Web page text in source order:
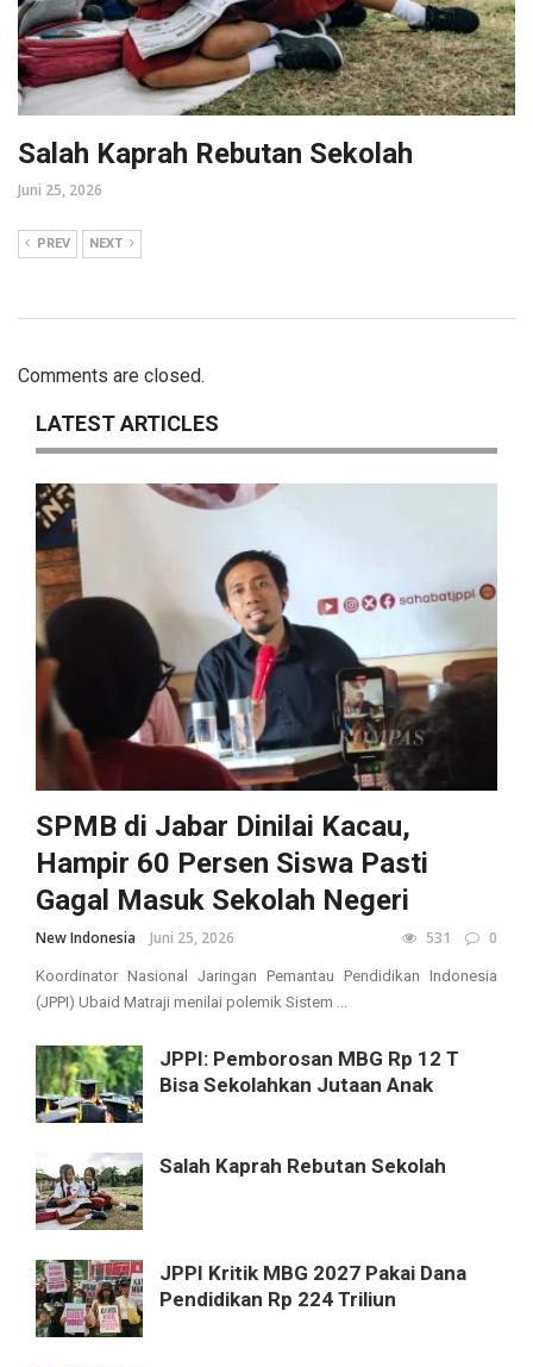
Salah Kaprah Rebutan Sekolah
Juni 25, 2026
PREV NEXT
Comments are closed.
LATEST ARTICLES
SPMB di Jabar Dinilai Kacau,
Hampir 60 Persen Siswa Pasti
Gagal Masuk Sekolah Negeri
New Indonesia Juni 25, 2026 531 0
Koordinator Nasional Jaringan Pemantau Pendidikan Indonesia
(JPPI) Ubaid Matraji menilai polemik Sistem ...
JPPI: Pemborosan MBG Rp 12 T
Bisa Sekolahkan Jutaan Anak
Salah Kaprah Rebutan Sekolah
JPPI Kritik MBG 2027 Pakai Dana
Pendidikan Rp 224 Triliun